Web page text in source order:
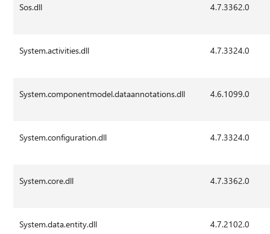
Sos.dll 4.7.3362.0
System.activities.dll 4.7.3324.0
System.componentmodel.dataannotations.dll 4.6.1099.0
System.configuration.dll 4.7.3324.0
System.core.dll 4.7.3362.0
System.data.entity.dll 4.7.2102.0